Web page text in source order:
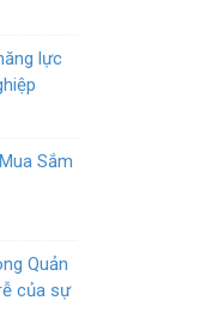
lực
Sắm
Quản
của sự